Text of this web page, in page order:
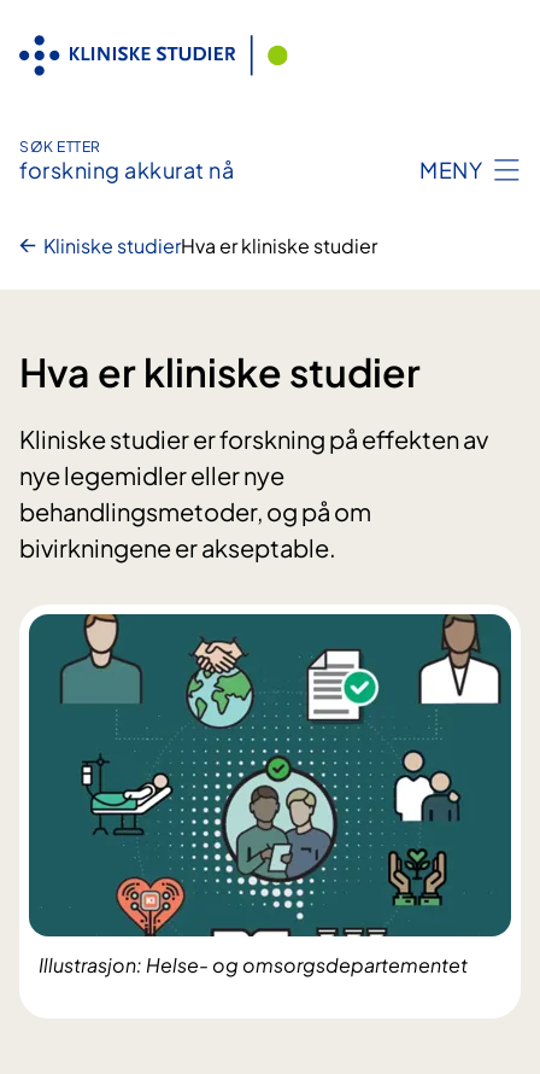
innhold
SØK ETTER
forskning akkurat nå MENY
Kliniske studierHva er kliniske studier
Hva er kliniske studier
Kliniske studier er forskning på effekten av
nye legemidler eller nye
behandlingsmetoder, og på om
bivirkningene er akseptable.
Illustrasjon: Helse- og omsorgsdepartementet